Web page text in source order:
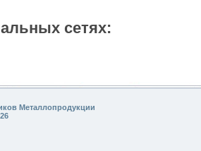
сетях:
Металлопродукции